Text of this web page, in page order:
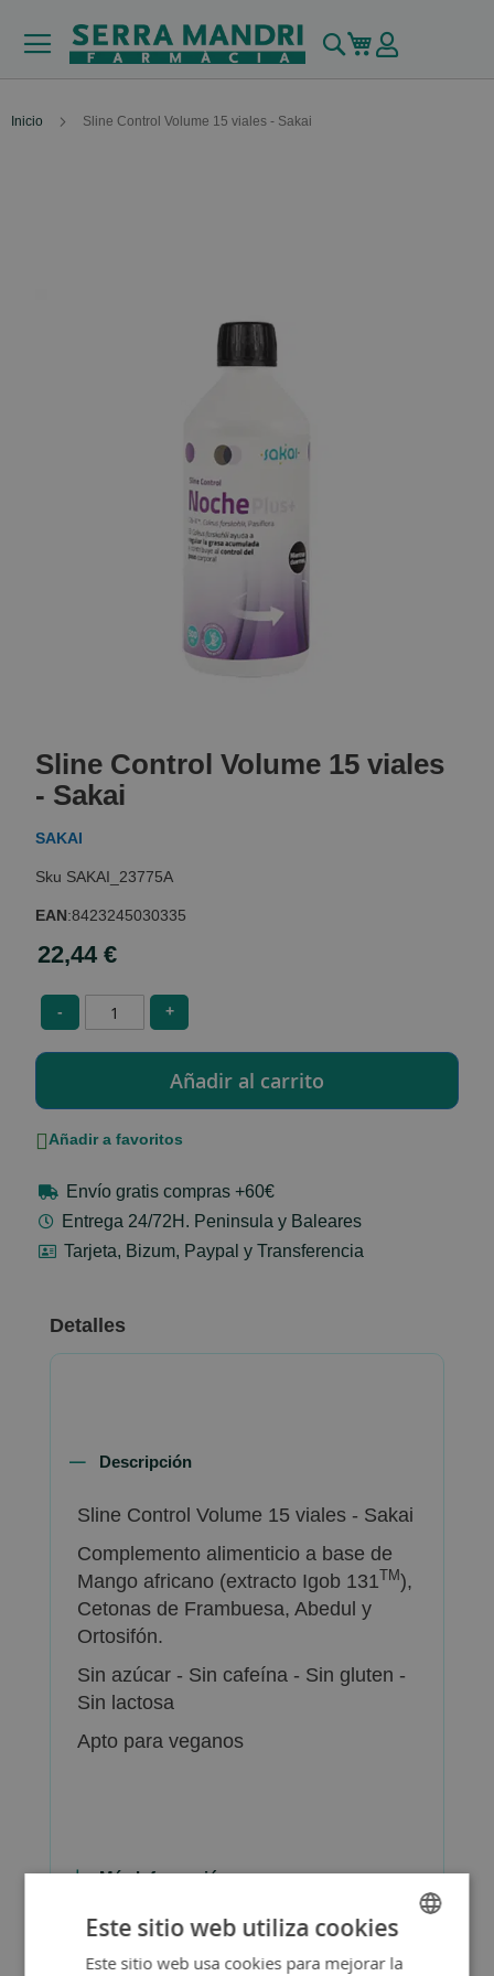
Buscar
Mi carrito
Inicio Sline Control Volume 15 viales - Sakai
the
beginning
the
gallery
Sline Control Volume 15 viales
- Sakai
SAKAI
SAKAI_23775A
EAN:8423245030335
22,44 €
- +
Añadir a favoritos
Envío gratis compras +60€
Entrega 24/72H. Peninsula y Baleares
Tarjeta, Bizum, Paypal y Transferencia
Detalles
Descripción
Sline Control Volume 15 viales - Sakai
Complemento alimenticio a base de
Mango africano (extracto Igob 131TM),
Cetonas de Frambuesa, Abedul y
Ortosifón.
Sin azúcar - Sin cafeína - Sin gluten -
Sin lactosa
Apto para veganos
Más Información
SPANISH
Este sitio web utiliza cookies
Este sitio web usa cookies para mejorar la